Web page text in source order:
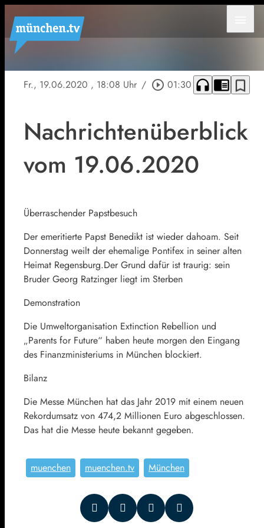
Fr., 19.06.2020 , 18:08 Uhr / play_circle_outline 01:30 headphones chrome_reader_mode bookmark_border
Nachrichtenüberblick
vom 19.06.2020
Überraschender Papstbesuch
Der emeritierte Papst Benedikt ist wieder dahoam. Seit
Donnerstag weilt der ehemalige Pontifex in seiner alten
Heimat Regensburg.Der Grund dafür ist traurig: sein
Bruder Georg Ratzinger liegt im Sterben
Demonstration
Die Umweltorganisation Extinction Rebellion und
„Parents for Future“ haben heute morgen den Eingang
des Finanzministeriums in München blockiert.
Bilanz
Die Messe München hat das Jahr 2019 mit einem neuen
Rekordumsatz von 474,2 Millionen Euro abgeschlossen.
Das hat die Messe heute bekannt gegeben.
muenchen muenchen.tv München